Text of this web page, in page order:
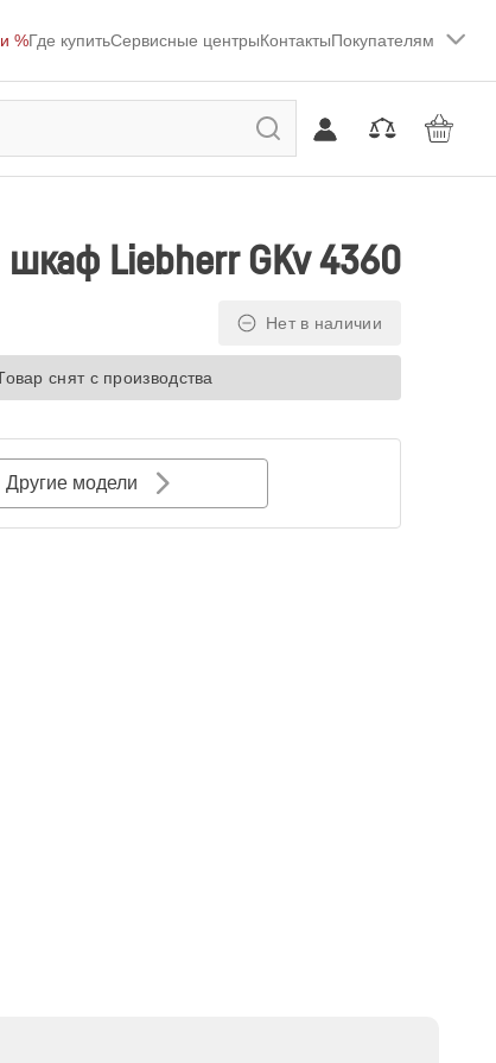
%Где купитьСервисные центрыКонтактыПокупателям
Liebherr GKv 4360
Нет в наличии
снят с производства
Другие модели